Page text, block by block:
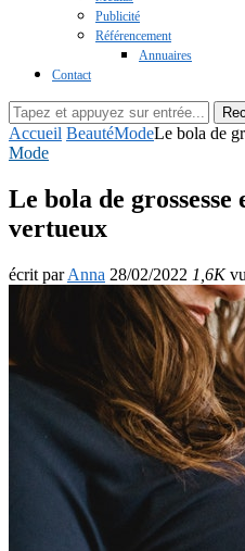
Publicité
Référencement
Annuaires
Contact
Accueil BeautéModeLe bola de
Mode
Le bola de grossesse
vertueux
écrit parAnna 28/02/2022 1,6K